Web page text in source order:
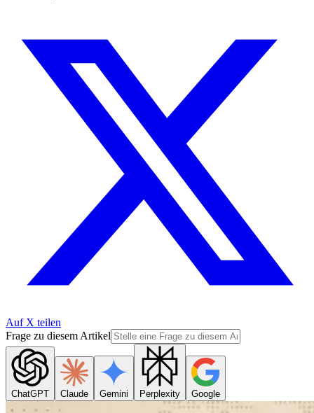
Auf X teilen
Frage zu diesem Artikel
ChatGPT Claude Gemini Perplexity Google